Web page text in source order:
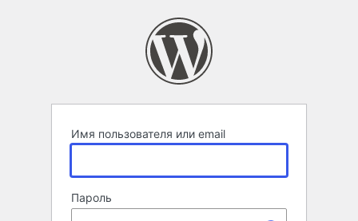
Имя пользователя или email
Пароль